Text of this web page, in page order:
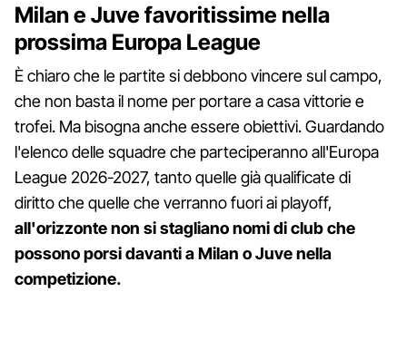
Milan e Juve favoritissime nella
prossima Europa League
È chiaro che le partite si debbono vincere sul campo,
che non basta il nome per portare a casa vittorie e
trofei. Ma bisogna anche essere obiettivi. Guardando
l'elenco delle squadre che parteciperanno all'Europa
League 2026-2027, tanto quelle già qualificate di
diritto che quelle che verranno fuori ai playoff,
all'orizzonte non si stagliano nomi di club che
possono porsi davanti a Milan o Juve nella
competizione.